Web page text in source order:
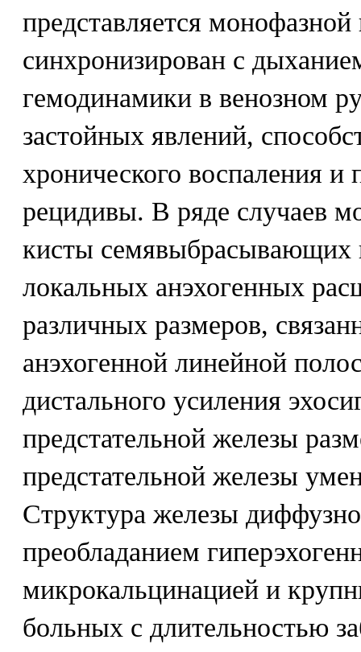
представляется
синхронизирован с
гемодинамики в венозном
застойных явлений,
хронического воспаления
рецидивы. В ряде случаев
кисты семявыбрасывающих
локальных анэхогенных
различных размеров,
анэхогенной линейной
дистального усиления
предстательной железы
предстательной железы
Структура железы
преобладанием
микрокальцинацией и
больных с длительностью